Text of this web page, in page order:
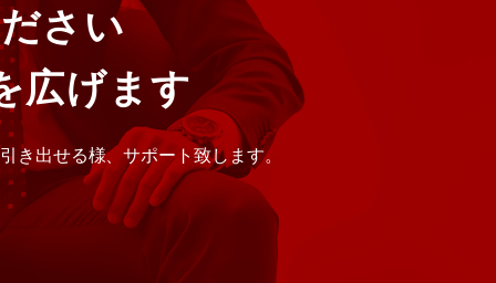
さい
広げます
き出せる様、サポート致します。